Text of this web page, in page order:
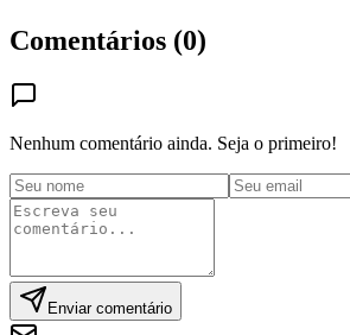
Comentários (0)
Nenhum comentário ainda. Seja o primeiro!
Enviar comentário